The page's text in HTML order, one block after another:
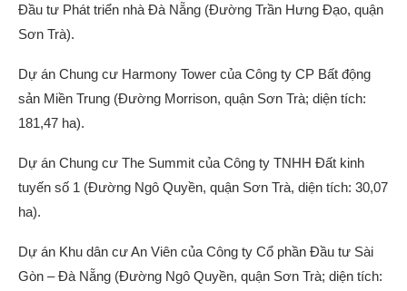
Đầu tư Phát triển nhà Đà Nẵng (Đường Trần Hưng Đạo, quận
Sơn Trà).
Dự án Chung cư Harmony Tower của Công ty CP Bất động
sản Miền Trung (Đường Morrison, quận Sơn Trà; diện tích:
181,47 ha).
Dự án Chung cư The Summit của Công ty TNHH Đất kinh
tuyến số 1 (Đường Ngô Quyền, quận Sơn Trà, diện tích: 30,07
ha).
Dự án Khu dân cư An Viên của Công ty Cổ phần Đầu tư Sài
Gòn – Đà Nẵng (Đường Ngô Quyền, quận Sơn Trà; diện tích: